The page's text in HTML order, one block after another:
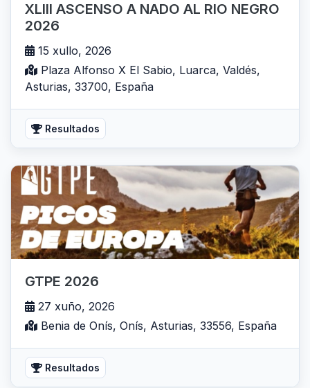
XLIII ASCENSO A NADO AL RIO NEGRO
2026
15 xullo, 2026
Plaza Alfonso X El Sabio, Luarca, Valdés,
Asturias, 33700, España
Resultados
GTPE 2026
27 xuño, 2026
Benia de Onís, Onís, Asturias, 33556, España
Resultados